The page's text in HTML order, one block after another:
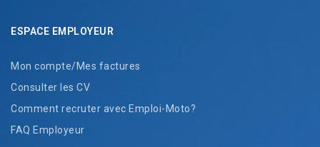
ESPACE EMPLOYEUR
Mon compte/Mes factures
Consulter les CV
Comment recruter avec Emploi-Moto?
FAQ Employeur